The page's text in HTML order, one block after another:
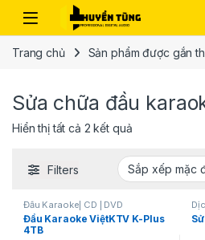
Trang chủ Sản phẩm được gắn
Sửa chữa đầu
Hiển thị tất cả 2 kết quả
Filters
Đầu Karaoke| CD | DVD
Đầu Karaoke ViệtKTV K-Plus
4TB